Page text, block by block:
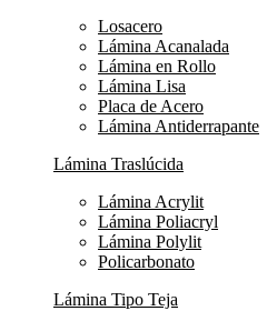
Losacero
Lámina Acanalada
Lámina en Rollo
Lámina Lisa
Placa de Acero
Lámina Antiderrapante
Lámina Traslúcida
Lámina Acrylit
Lámina Poliacryl
Lámina Polylit
Policarbonato
Lámina Tipo Teja